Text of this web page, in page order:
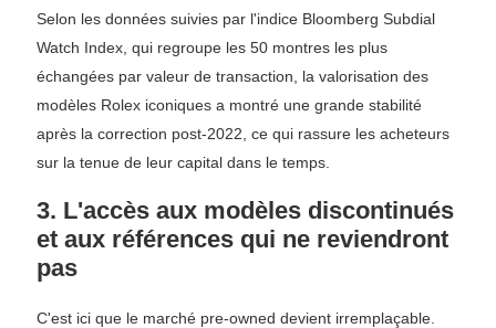
Selon les données suivies par l'indice Bloomberg Subdial
Watch Index, qui regroupe les 50 montres les plus
échangées par valeur de transaction, la valorisation des
modèles Rolex iconiques a montré une grande stabilité
après la correction post-2022, ce qui rassure les acheteurs
sur la tenue de leur capital dans le temps.
3. L'accès aux modèles discontinués
et aux références qui ne reviendront
pas
C'est ici que le marché pre-owned devient irremplaçable.